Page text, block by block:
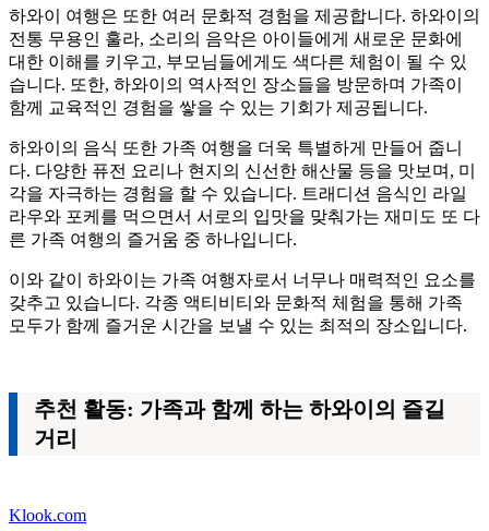
하와이 여행은 또한 여러 문화적 경험을 제공합니다. 하와이의
전통 무용인 훌라, 소리의 음악은 아이들에게 새로운 문화에
대한 이해를 키우고, 부모님들에게도 색다른 체험이 될 수 있
습니다. 또한, 하와이의 역사적인 장소들을 방문하며 가족이
함께 교육적인 경험을 쌓을 수 있는 기회가 제공됩니다.
하와이의 음식 또한 가족 여행을 더욱 특별하게 만들어 줍니
다. 다양한 퓨전 요리나 현지의 신선한 해산물 등을 맛보며, 미
각을 자극하는 경험을 할 수 있습니다. 트래디션 음식인 라일
라우와 포케를 먹으면서 서로의 입맛을 맞춰가는 재미도 또 다
른 가족 여행의 즐거움 중 하나입니다.
이와 같이 하와이는 가족 여행자로서 너무나 매력적인 요소를
갖추고 있습니다. 각종 액티비티와 문화적 체험을 통해 가족
모두가 함께 즐거운 시간을 보낼 수 있는 최적의 장소입니다.
추천 활동: 가족과 함께 하는 하와이의 즐길
거리
Klook.com